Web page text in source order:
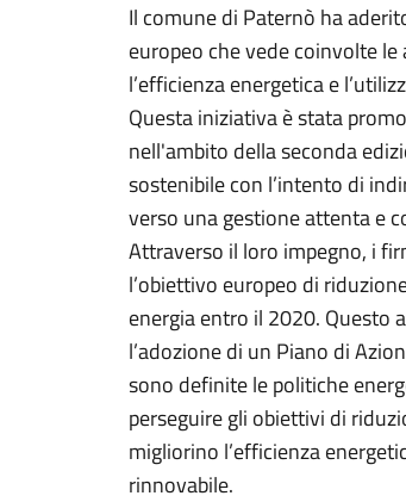
Il comune di Paternò ha
europeo che vede coinvolte
l’efficienza energetica e
Questa iniziativa è stata
nell'ambito della seconda
sostenibile con l’intento di
verso una gestione attenta e
Attraverso il loro impegno, i
l’obiettivo europeo di
energia entro il 2020. Questo
l’adozione di un Piano di
sono definite le politiche
perseguire gli obiettivi di
migliorino l’efficienza
rinnovabile.